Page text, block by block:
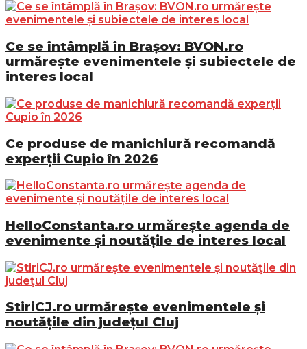
Ce se întâmplă în Brașov: BVON.ro
urmărește evenimentele și subiectele de
interes local
Ce produse de manichiură recomandă
experții Cupio în 2026
HelloConstanta.ro urmărește agenda de
evenimente și noutățile de interes local
StiriCJ.ro urmărește evenimentele și
noutățile din județul Cluj